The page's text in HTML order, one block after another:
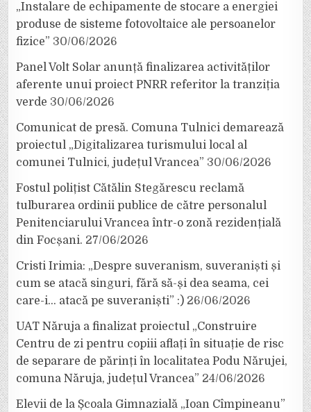
„Instalare de echipamente de stocare a energiei
produse de sisteme fotovoltaice ale persoanelor
fizice” 30/06/2026
Panel Volt Solar anunță finalizarea activităților
aferente unui proiect PNRR referitor la tranziția
verde 30/06/2026
Comunicat de presă. Comuna Tulnici demarează
proiectul „Digitalizarea turismului local al
comunei Tulnici, județul Vrancea” 30/06/2026
Fostul polițist Cătălin Stegărescu reclamă
tulburarea ordinii publice de către personalul
Penitenciarului Vrancea într-o zonă rezidențială
din Focșani. 27/06/2026
Cristi Irimia: „Despre suveranism, suveraniști și
cum se atacă singuri, fără să-și dea seama, cei
care-i… atacă pe suveraniști” :) 26/06/2026
UAT Năruja a finalizat proiectul „Construire
Centru de zi pentru copiii aflați în situație de risc
de separare de părinți în localitatea Podu Nărujei,
comuna Năruja, județul Vrancea” 24/06/2026
Elevii de la Școala Gimnazială „Ioan Cîmpineanu”